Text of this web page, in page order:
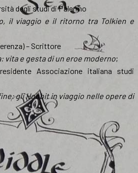
degli studi di Palermo
il viaggio e il ritorno tra Tolkien e
– Scrittore
vita e gesta di un eroe moderno;
Associazione italiana studi
gli Hobbit in viaggio nelle opere di